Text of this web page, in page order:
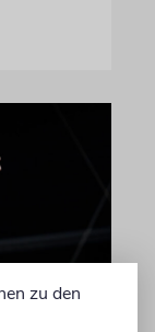
zu den